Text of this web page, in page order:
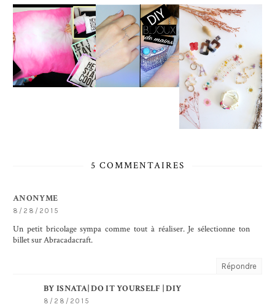
5 COMMENTAIRES
ANONYME
8/28/2015
Un petit bricolage sympa comme tout à réaliser. Je sélectionne ton
billet sur Abracadacraft.
Répondre
BY ISNATA| DO IT YOURSELF | DIY
8/28/2015